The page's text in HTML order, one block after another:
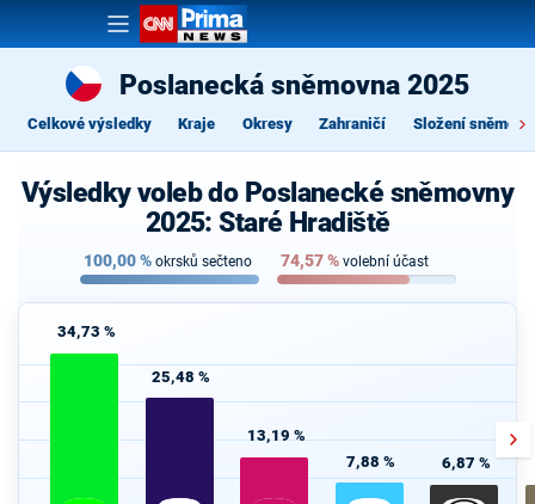
Poslanecká sněmovna 2025
Celkové výsledky Kraje Okresy Zahraničí Složení
Výsledky voleb do Poslanecké sněmovny
2025: Staré Hradiště
100,00% okrsků sečteno 74,57% volební účast
34,73 %
25,48 %
13,19 %
7,88 % 6,87 %